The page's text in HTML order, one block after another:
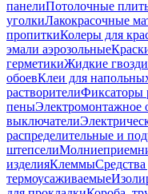
панелиПотолочные
уголкиЛакокрасочные
пропиткиКолеры для
эмали аэрозольные
герметикиЖидкие гвозди
обоевКлеи для
растворителиФиксаторы
пеныЭлектромонтажное
выключатели
распределительные и
штепсели
изделияКлеммы
термоусаживаемые